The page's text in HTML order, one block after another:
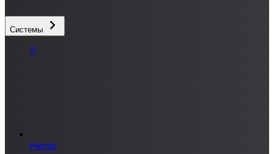
Системы
Hemis